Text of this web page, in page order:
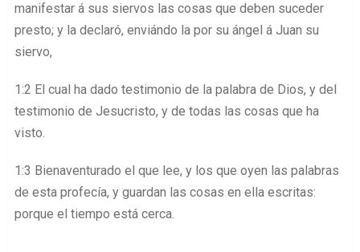
manifestar á sus siervos las cosas que deben suceder
presto; y la declaró, enviándo la por su ángel á Juan su
siervo,
1:2 El cual ha dado testimonio de la palabra de Dios, y del
testimonio de Jesucristo, y de todas las cosas que ha
visto.
1:3 Bienaventurado el que lee, y los que oyen las palabras
de esta profecía, y guardan las cosas en ella escritas:
porque el tiempo está cerca.